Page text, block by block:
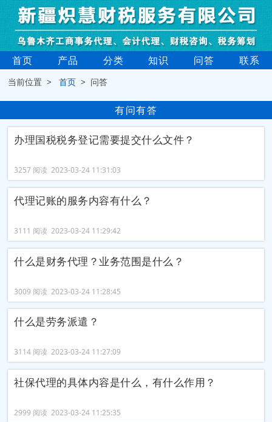
首页 产品 分类 知识 问答 联系
当前位置 >首页 > 问答
有问有答
办理国税税务登记需要提交什么文件？
3257 阅读 2023-03-24 11:31:03
代理记账的服务内容有什么？
3111 阅读 2023-03-24 11:29:42
什么是财务代理？业务范围是什么？
3009 阅读 2023-03-24 11:28:45
什么是劳务派遣？
3114 阅读 2023-03-24 11:27:09
社保代理的具体内容是什么，有什么作用？
2999 阅读 2023-03-24 11:25:35